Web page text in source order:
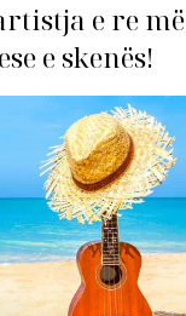
e re më
e skenës!